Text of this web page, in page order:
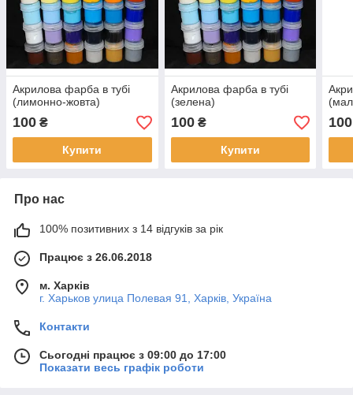
Акрилова фарба в тубі
(лимонно-жовта)
100 ₴
Купити
Акрилова фарба в тубі
(зелена)
100₴
Купити
100
Про нас
100% позитивних з 14 відгуків за рік
Працює з 26.06.2018
м. Харків
г. Харьков улица Полевая 91, Харків, Україна
Контакти
Сьогодні працює з 09:00 до 17:00
Показати весь графік роботи